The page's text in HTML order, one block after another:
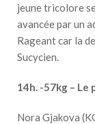
jeune tricolore
avancée par un
Rageant car la
Sucycien.
14h. -57kg – Le
Nora Gjakova